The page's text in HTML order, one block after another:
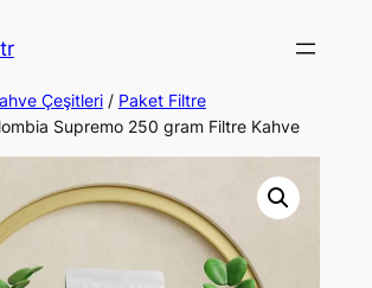
Çeşitleri/ Paket Filtre
Supremo 250 gram Filtre Kahve